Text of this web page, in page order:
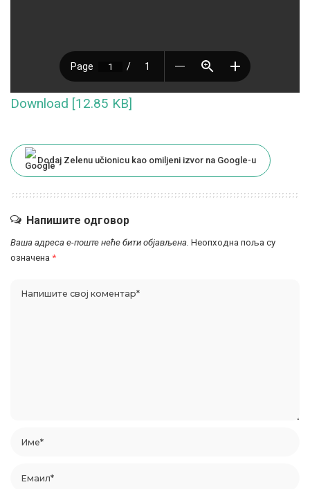
Download [12.85 KB]
Dodaj Zelenu učionicu kao omiljeni izvor na Google-u
Напишите одговор
Ваша адреса е-поште неће бити објављена. Неопходна поља су
означена *